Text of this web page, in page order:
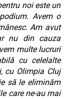
noi este un
Avem o
Am avut
nu din cauza
multe lucruri
cu celelalte
cu Olimpia Cluj
să le eliminăm
care ne-au mai